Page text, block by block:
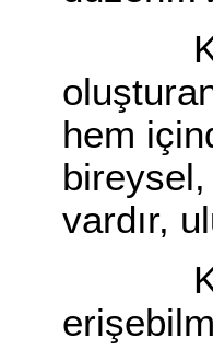
Kamu
hem
vardır,
Kamu